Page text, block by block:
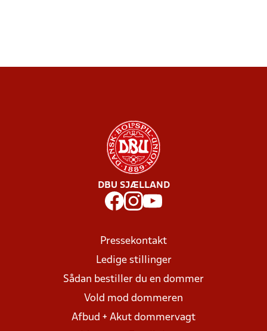
DBU SJÆLLAND
Pressekontakt
Ledige stillinger
Sådan bestiller du en dommer
Vold mod dommeren
Afbud + Akut dommervagt